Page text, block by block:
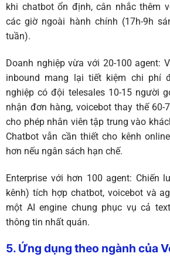
khi chatbot ổn định, cân nhắc thêm
các giờ ngoài hành chính (17h-9h
tuần).
Doanh nghiệp vừa với 20-100 agent:
inbound mang lại tiết kiệm chi phí
nghiệp có đội telesales 10-15 người
nhận đơn hàng, voicebot thay thế 60-
cho phép nhân viên tập trung vào
Chatbot vẫn cần thiết cho kênh
hơn nếu ngân sách hạn chế.
Enterprise với hơn 100 agent: Chiến
kênh) tích hợp chatbot, voicebot và
một AI engine chung phục vụ cả
thông tin nhất quán.
5. Ứng dụng theo ngành của